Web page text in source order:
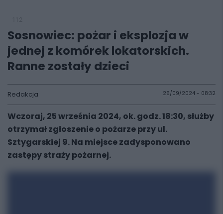
Sosnowiec: pożar i eksplozja w
jednej z komórek lokatorskich.
Ranne zostały dzieci
Redakcja 26/09/2024 - 08:32
Wczoraj, 25 września 2024, ok. godz. 18:30, służby
otrzymał zgłoszenie o pożarze przy ul.
Sztygarskiej 9. Na miejsce zadysponowano
zastępy straży pożarnej.